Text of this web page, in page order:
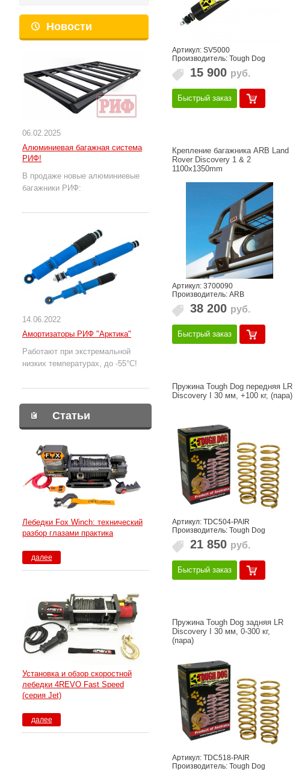
Новости
06.02.2025
Алюминиевая багажная система
РИФ!
В продаже новые алюминиевые
багажники РИФ:
14.06.2022
Амортизаторы РИФ "Арктика"
Работают при экстремальной
низких температурах, до -55°С!
Статьи
Лебедки Fox Winch: технический
разбор глазами практика
далее
Установка и обзор скоростной
лебедки 4REVO Fast Speed
(серия Jet)
далее
Артикул: SV5000
Производитель: Tough Dog
15 900 руб.
Быстрый заказ
Крепление багажника ARB Land
Rover Discovery 1 & 2
1100x1350mm
Артикул: 3700090
Производитель: ARB
38 200 руб.
Быстрый заказ
Пружина Tough Dog передняя LR
Discovery I 30 мм, +100 кг, (пара)
Артикул: TDC504-PAIR
Производитель: Tough Dog
21 850 руб.
Быстрый заказ
Пружина Tough Dog задняя LR
Discovery I 30 мм, 0-300 кг,
(пара)
Артикул: TDC518-PAIR
Производитель: Tough Dog